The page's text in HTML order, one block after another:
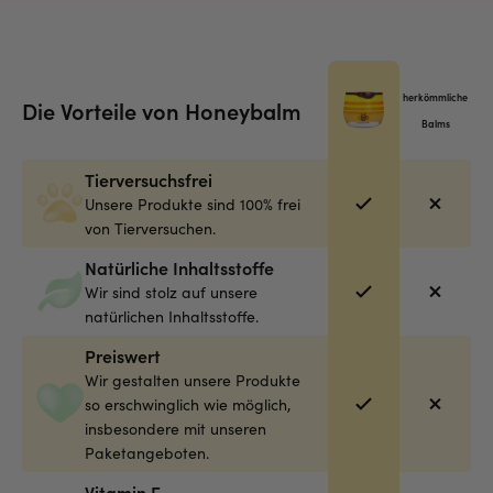
Die Vorteile von Honeybalm
herkömmliche
Balms
Tierversuchsfrei
Unsere Produkte sind 100% frei
von Tierversuchen.
Natürliche Inhaltsstoffe
Wir sind stolz auf unsere
natürlichen Inhaltsstoffe.
Preiswert
Wir gestalten unsere Produkte
so erschwinglich wie möglich,
insbesondere mit unseren
Paketangeboten.